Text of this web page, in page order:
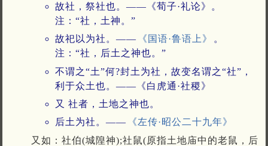
故社，祭社也。——《荀子·礼论》。
注：“社，土神。”
故祀以为社。——
《国语·鲁语上》
。
注：“社，后土之神也。”
不谓之“土”何?封土为社，故变名谓之“社”，
利于众土也。——《白虎通·社稷》
又 社者，土地之神也。
后土为社。——
《左传·昭公二十九年》
又如：社伯(城隍神);社鼠(原指土地庙中的老鼠，后